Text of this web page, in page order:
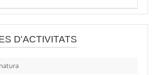
D'ACTIVITATS